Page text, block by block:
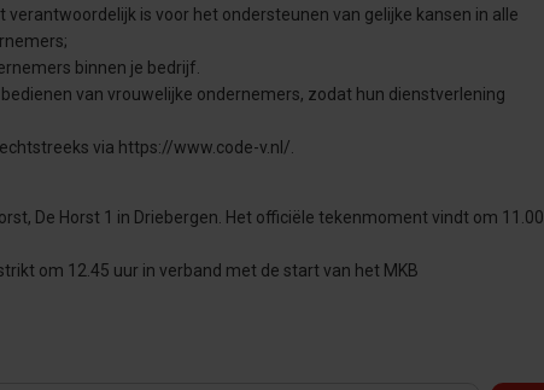
is voor het ondersteunen van gelijke kansen in alle
binnen je bedrijf.
van vrouwelijke ondernemers, zodat hun dienstverlening
via https://www.code-v.nl/.
De Horst 1 in Driebergen. Het officiële tekenmoment vindt om 11.00
om 12.45 uur in verband met de start van het MKB